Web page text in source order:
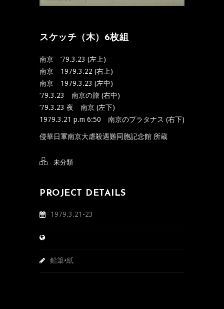
スケッチ（木）6枚組
南京 ’79.3.23 (左上)
南京 1979.3.22 (右上)
南京 1979.3.23 (左中)
‘79.3.23 南京の旅 (右中)
‘79.3.23 夜 南京 (左下)
1979.3.21 p.m 6:50 南京のプラタナス (右下)
侵華日軍南京大虐殺遇難同胞記念館 所蔵
未分類
PROJECT DETAILS
1979.3.21-23
鉛筆•紙